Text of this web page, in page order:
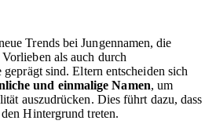
Trends bei Jungennamen, die
als auch durch
sind. Eltern entscheiden sich
und einmalige Namen, um
auszudrücken. Dies führt dazu, dass
Hintergrund treten.